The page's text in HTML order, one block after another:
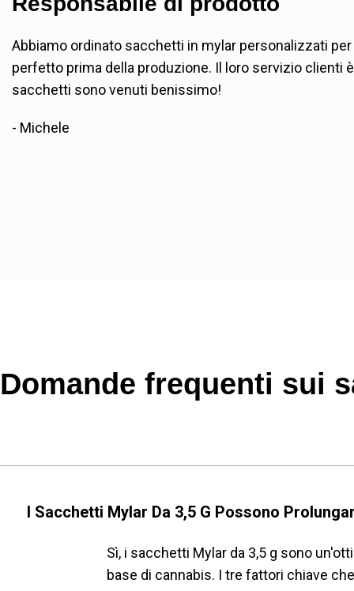
Abbiamo ordinato sacchetti in mylar personalizzati
perfetto prima della produzione. Il loro servizio clienti
sacchetti sono venuti benissimo!
- Michele
Domande frequenti sui
I Sacchetti Mylar Da 3,5 G Possono
Sì, i sacchetti Mylar da 3,5 g sono
base di cannabis. I tre fattori chiave